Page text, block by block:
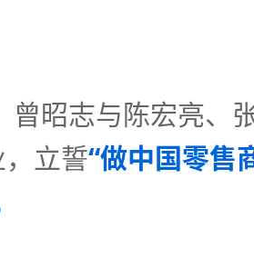
曾昭志与陈宏亮、
立誓“做中国零售